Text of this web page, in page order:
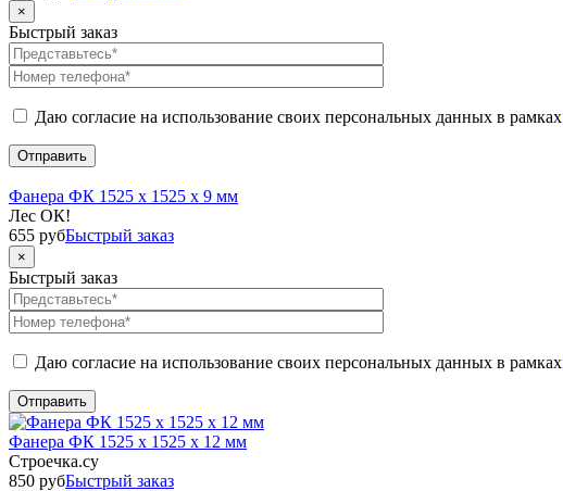
×
Быстрый заказ
Даю согласие на использование своих персональных данных в рамках
Фанера ФК 1525 x 1525 x 9 мм
Лес ОК!
655 рубБыстрый заказ
×
Быстрый заказ
Даю согласие на использование своих персональных данных в рамках
Фанера ФК 1525 x 1525 x 12 мм
Строечка.су
850 рубБыстрый заказ